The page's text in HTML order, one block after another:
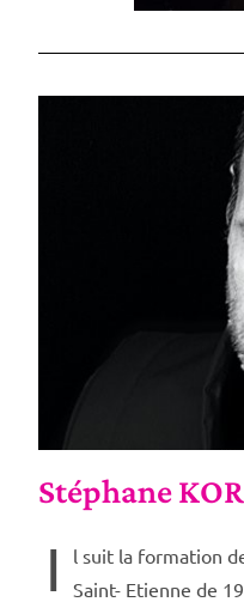
Stéphane
I
l suit la formation
Saint- Etienne de